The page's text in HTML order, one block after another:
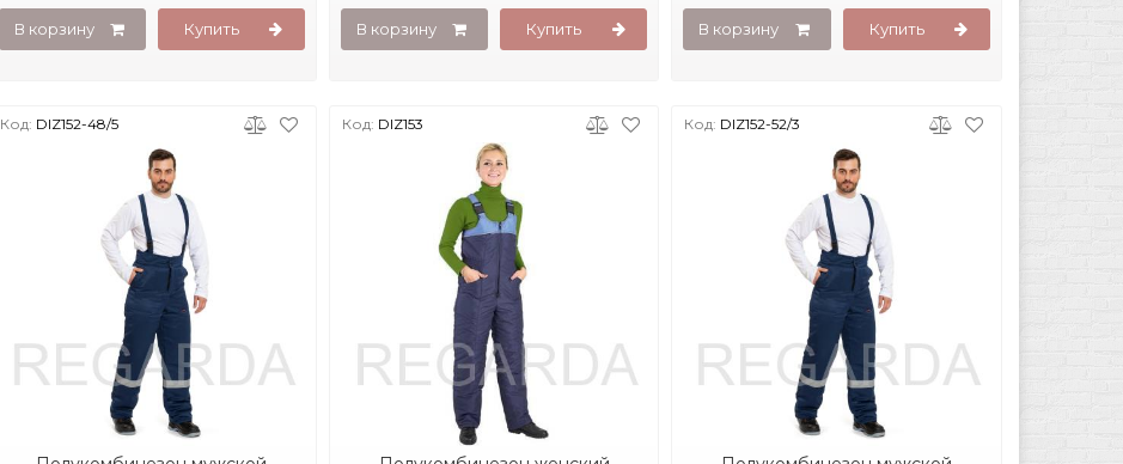
В корзину Купить В корзину Купить В корзину Купить
Код: DIZ152-48/5 Код: DIZ153 Код: DIZ152-52/3